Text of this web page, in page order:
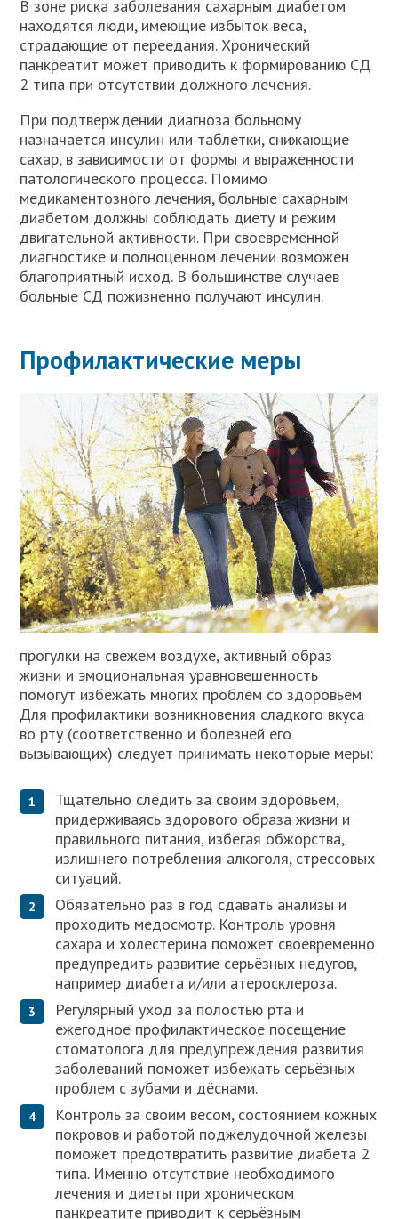
В зоне риска заболевания сахарным диабетом
находятся люди, имеющие избыток веса,
страдающие от переедания. Хронический
панкреатит может приводить к формированию СД
2 типа при отсутствии должного лечения.
При подтверждении диагноза больному
назначается инсулин или таблетки, снижающие
сахар, в зависимости от формы и выраженности
патологического процесса. Помимо
медикаментозного лечения, больные сахарным
диабетом должны соблюдать диету и режим
двигательной активности. При своевременной
диагностике и полноценном лечении возможен
благоприятный исход. В большинстве случаев
больные СД пожизненно получают инсулин.
Профилактические меры
прогулки на свежем воздухе, активный образ
жизни и эмоциональная уравновешенность
помогут избежать многих проблем со здоровьем
Для профилактики возникновения сладкого вкуса
во рту (соответственно и болезней его
вызывающих) следует принимать некоторые меры:
Тщательно следить за своим здоровьем,
придерживаясь здорового образа жизни и
правильного питания, избегая обжорства,
излишнего потребления алкоголя, стрессовых
ситуаций.
Обязательно раз в год сдавать анализы и
проходить медосмотр. Контроль уровня
сахара и холестерина поможет своевременно
предупредить развитие серьёзных недугов,
например диабета и/или атеросклероза.
Регулярный уход за полостью рта и
ежегодное профилактическое посещение
стоматолога для предупреждения развития
заболеваний поможет избежать серьёзных
проблем с зубами и дёснами.
Контроль за своим весом, состоянием кожных
покровов и работой поджелудочной железы
поможет предотвратить развитие диабета 2
типа. Именно отсутствие необходимого
лечения и диеты при хроническом
панкреатите приводит к серьёзным